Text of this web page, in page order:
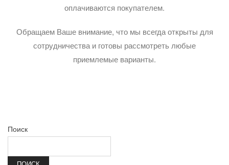
оплачиваются покупателем.
Обращаем Ваше внимание, что мы всегда открыты для
сотрудничества и готовы рассмотреть любые
приемлемые варианты.
Поиск